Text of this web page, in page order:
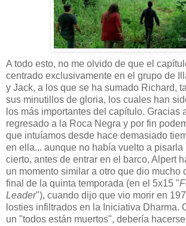
A todo esto, no me olvido de que el
centrado exclusivamente en el grupo de
y Jack, a los que se ha sumado Richard,
sus minutillos de gloria, los cuales han
los más importantes del capítulo. Gracias
regresado a la Roca Negra y por fin
que intuíamos desde hace demasiado
en ella... aunque no había vuelto a pisarla
cierto, antes de entrar en el barco, Alpert
un momento similar a otro que dio mucho
final de la quinta temporada (en el 5x15 "
Leader"), cuando dijo que vio morir en
losties infiltrados en la Iniciativa Dharma.
un "todos están muertos", debería